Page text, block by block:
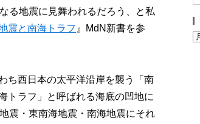
る地震に見舞われるだろう、と私
震と南海トラフ 』MdN新書を参
ち西日本の太平洋沿岸を襲う「南
トラフ」と呼ばれる海底の凹地に
震・東南海地震・南海地震にそれ